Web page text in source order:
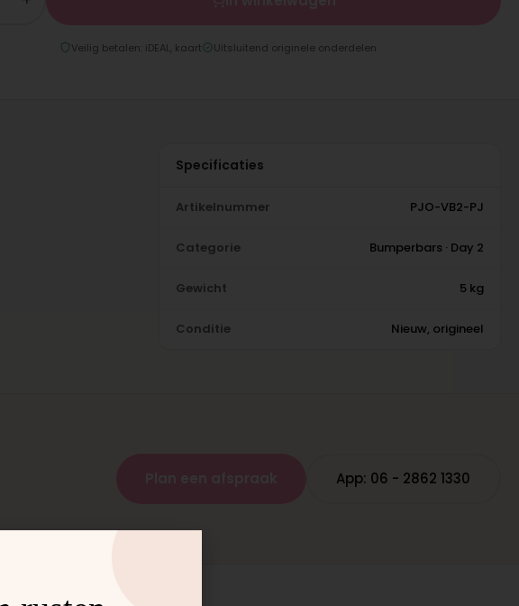
Veilig betalen: iDEAL, kaart Uitsluitend originele onderdelen
Specificaties
Artikelnummer PJO-VB2-PJ
Categorie Bumperbars · Day 2
Gewicht 5 kg
Conditie Nieuw, origineel
App: 06 - 2862 1330